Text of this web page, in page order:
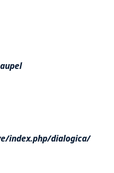
index.php/dialogica/